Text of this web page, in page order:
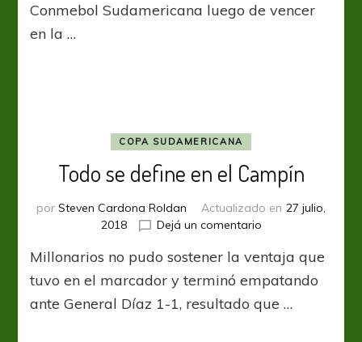
a
Conmebol Sudamericana luego de vencer
en la …
COPA SUDAMERICANA
Todo se define en el Campín
por Steven Cardona Roldan Actualizado en 27 julio,
2018
Dejá un comentarioen
se
define
en
el
Millonarios no pudo sostener la ventaja que
tuvo en el marcador y terminó empatando
ante General Díaz 1-1, resultado que …